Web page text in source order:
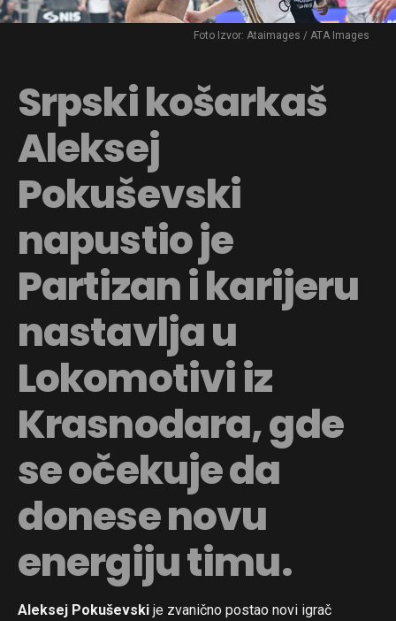
Foto Izvor: Ataimages / ATA Images
Srpski košarkaš
Aleksej
Pokuševski
napustio je
Partizan i karijeru
nastavlja u
Lokomotivi iz
Krasnodara, gde
se očekuje da
donese novu
energiju timu.
Aleksej Pokuševski je zvanično postao novi igrač